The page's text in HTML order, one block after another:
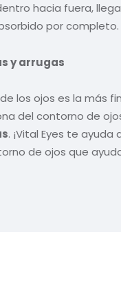
hacia fuera,
por completo.
y arrugas
los ojos es la más
del contorno de
. ¡Vital Eyes te ayuda
de ojos que